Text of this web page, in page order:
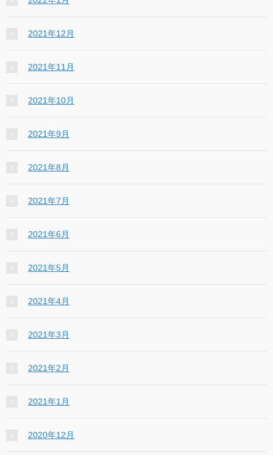
2021年12月
2021年11月
2021年10月
2021年9月
2021年8月
2021年7月
2021年6月
2021年5月
2021年4月
2021年3月
2021年2月
2021年1月
2020年12月